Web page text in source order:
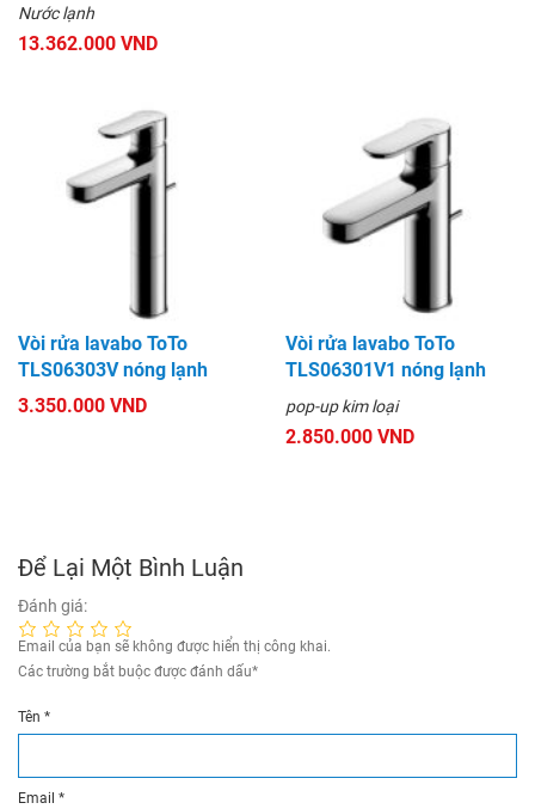
Nước lạnh
13.362.000 VND
Vòi rửa lavabo ToTo
TLS06303V nóng lạnh
3.350.000 VND
Vòi rửa lavabo ToTo
TLS06301V1 nóng lạnh
pop-up kim loại
2.850.000 VND
Để Lại Một Bình Luận
Đánh giá:
Email của bạn sẽ không được hiển thị công khai.
Các trường bắt buộc được đánh dấu*
Tên *
Email *